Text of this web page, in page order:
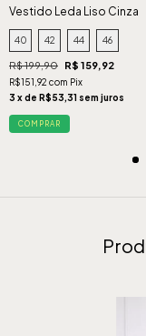
Vestido Leda Liso Cinza
40 42 44 46
R$ 199,90 R$ 159,92
R$151,92 com Pix
3 x de R$53,31 sem juros
COMPRAR